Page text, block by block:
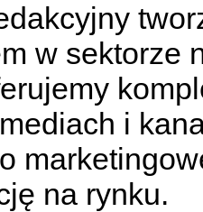
w sektorze
i
na rynku.